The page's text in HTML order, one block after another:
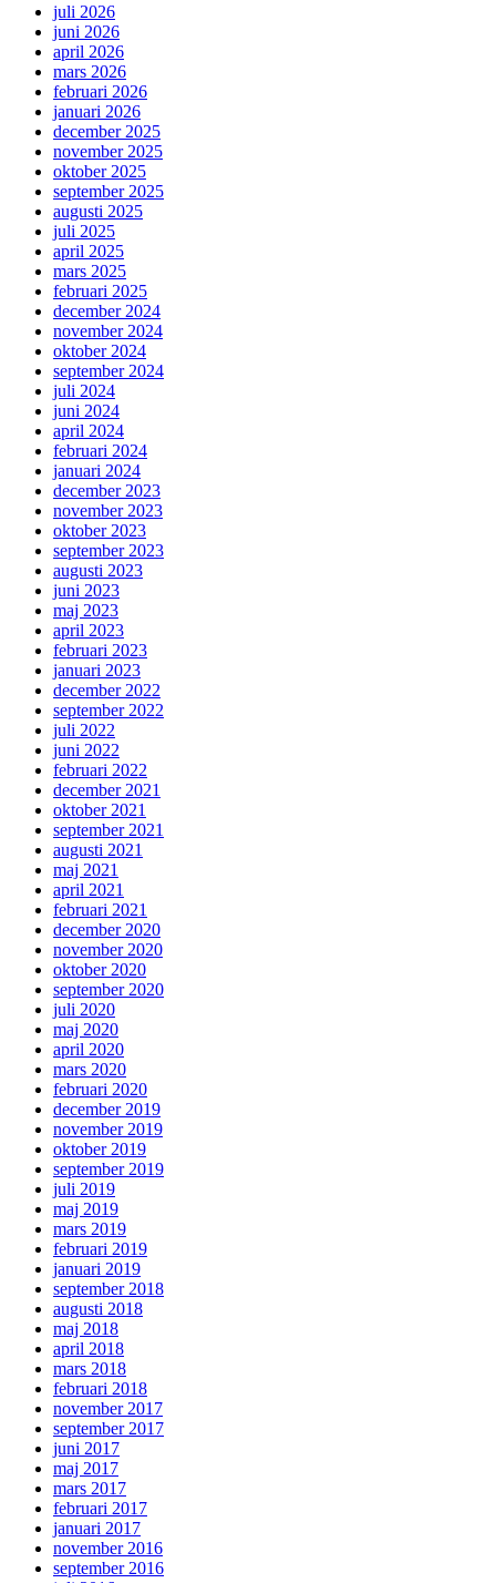
juli 2026
juni 2026
april 2026
mars 2026
februari 2026
januari 2026
december 2025
november 2025
oktober 2025
september 2025
augusti 2025
juli 2025
april 2025
mars 2025
februari 2025
december 2024
november 2024
oktober 2024
september 2024
juli 2024
juni 2024
april 2024
februari 2024
januari 2024
december 2023
november 2023
oktober 2023
september 2023
augusti 2023
juni 2023
maj 2023
april 2023
februari 2023
januari 2023
december 2022
september 2022
juli 2022
juni 2022
februari 2022
december 2021
oktober 2021
september 2021
augusti 2021
maj 2021
april 2021
februari 2021
december 2020
november 2020
oktober 2020
september 2020
juli 2020
maj 2020
april 2020
mars 2020
februari 2020
december 2019
november 2019
oktober 2019
september 2019
juli 2019
maj 2019
mars 2019
februari 2019
januari 2019
september 2018
augusti 2018
maj 2018
april 2018
mars 2018
februari 2018
november 2017
september 2017
juni 2017
maj 2017
mars 2017
februari 2017
januari 2017
november 2016
september 2016